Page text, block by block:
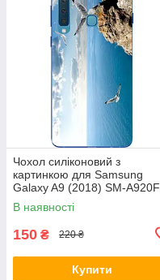
Чохол силіконовий з
картинкою для Samsung
Galaxy A9 (2018) SM-A920F
Небо
В наявності
150 ₴ 220 ₴
Купити